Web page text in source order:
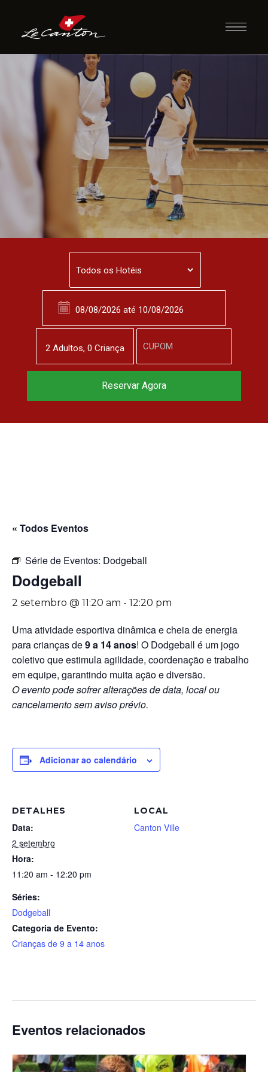
Dodgeball
« Todos Eventos
Série de Eventos: Dodgeball
Dodgeball
2 setembro @ 11:20 am - 12:20 pm
Uma atividade esportiva dinâmica e cheia de energia
para crianças de9 a 14 anos! O Dodgeball é um jogo
coletivo que estimula agilidade, coordenação e trabalho
em equipe, garantindo muita ação e diversão.
O evento pode sofrer alterações de data, local ou
cancelamento sem aviso prévio.
Adicionar ao calendário
DETALHES
Data:
2 setembro
Hora:
11:20 am - 12:20 pm
Séries:
Dodgeball
Categoria de Evento:
Crianças de 9 a 14 anos
LOCAL
Canton Ville
Eventos relacionados
2 Adultos, 0 Criança
Reserve agora, com
Reservar Agora